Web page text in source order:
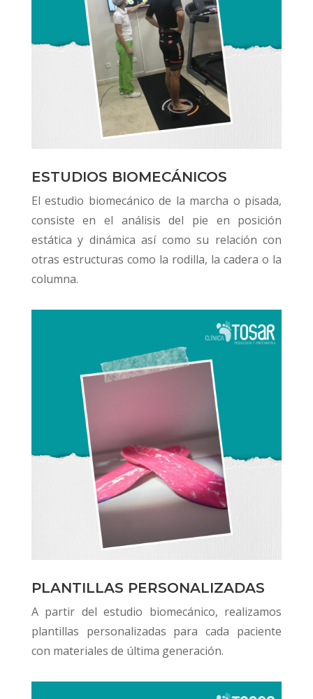
ESTUDIOS BIOMECÁNICOS
El estudio biomecánico de la marcha o pisada,
consiste en el análisis del pie en posición
estática y dinámica así como su relación con
otras estructuras como la rodilla, la cadera o la
columna.
PLANTILLAS PERSONALIZADAS
A partir del estudio biomecánico, realizamos
plantillas personalizadas para cada paciente
con materiales de última generación.